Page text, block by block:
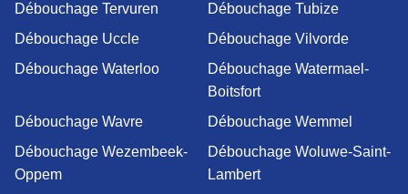
Débouchage Tervuren
Débouchage Tubize
Débouchage Uccle
Débouchage Vilvorde
Débouchage Waterloo
Débouchage Watermael-
Boitsfort
Débouchage Wavre
Débouchage Wemmel
Débouchage Wezembeek-
Oppem
Débouchage Woluwe-Saint-
Lambert